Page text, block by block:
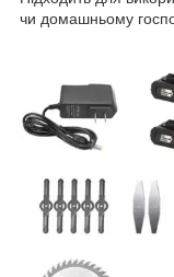
чи домашньому